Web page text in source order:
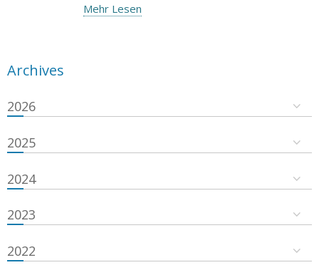
Mehr Lesen
Archives
2026
2025
2024
2023
2022